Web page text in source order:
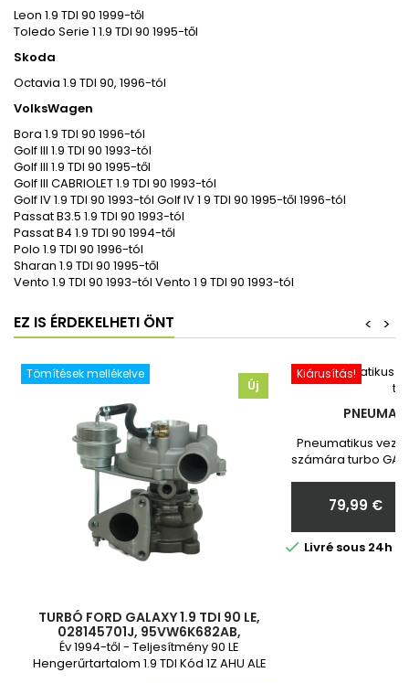
Leon 1.9 TDI 90 1999-től
Toledo Serie 1 1.9 TDI 90 1995-től
Skoda
Octavia 1.9 TDI 90, 1996-tól
VolksWagen
Bora 1.9 TDI 90 1996-tól
Golf III 1.9 TDI 90 1993-tól
Golf III 1.9 TDI 90 1995-től
Golf III CABRIOLET 1.9 TDI 90 1993-tól
Golf IV 1.9 TDI 90 1993-tól Golf IV 1 9 TDI 90 1995-től 1996-tól
Passat B3.5 1.9 TDI 90 1993-tól
Passat B4 1.9 TDI 90 1994-től
Polo 1.9 TDI 90 1996-tól
Sharan 1.9 TDI 90 1995-től
Vento 1.9 TDI 90 1993-tól Vento 1 9 TDI 90 1993-tól
EZ IS ÉRDEKELHETI ÖNT >
<
Tömítések mellékelve
Új
TURBÓ FORD GALAXY 1.9 TDI 90 LE,
028145701J, 95VW6K682AB,
95VW6K682AA, 028145701Q,
028145702F, 53039700006, 454083-1,
Év 1994-től - Teljesítmény 90 LE
Hengerűrtartalom 1.9 TDI Kód 1Z AHU ALE
Kiárusítás!
Pneumatikus
számára turbo
nekünk a
Ár
79,99 €
 Livré sous 24h